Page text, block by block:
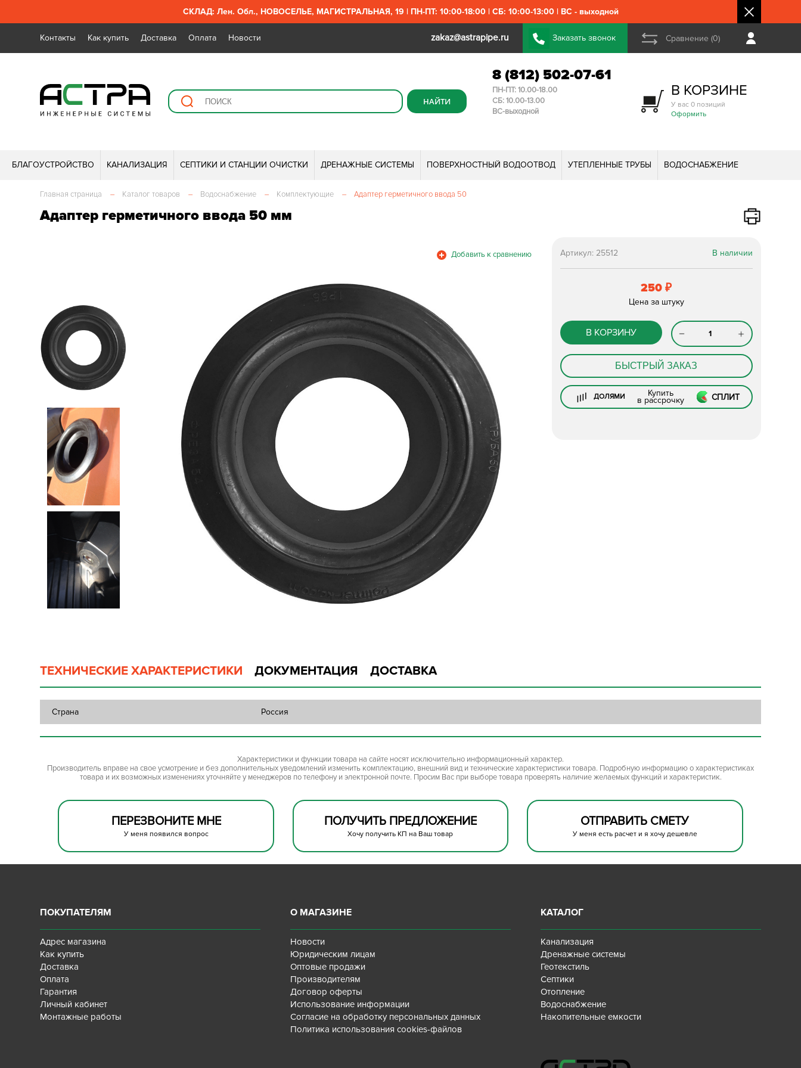
СКЛАД: Лен. Обл., НОВОСЕЛЬЕ, МАГИСТРАЛЬНАЯ, 19 | ПН-ПТ: 10:00-18:00 | СБ: 10:00-13:00 | ВС - выходной
Контакты Как купить Доставка Оплата Новости zakaz@astrapipe.ru Заказать звонок Сравнение (0)
8 (812) 502-07-61
ПН-ПТ: 10.00-18.00
СБ: 10.00-13.00
ВС-выходной
В КОРЗИНЕ
У вас 0 позиций
Оформить
БЛАГОУСТРОЙСТВО КАНАЛИЗАЦИЯ СЕПТИКИ И СТАНЦИИ ОЧИСТКИ ДРЕНАЖНЫЕ СИСТЕМЫ ПОВЕРХНОСТНЫЙ ВОДООТВОД УТЕПЛЕННЫЕ ТРУБЫ ВОДОСНАБЖЕНИЕ
Главная страница – Каталог товаров – Водоснабжение – Комплектующие – Адаптер герметичного ввода 50
Адаптер герметичного ввода 50 мм
В наличии
Артикул:25512
250₽
Цена за штуку
В КОРЗИНУ
БЫСТРЫЙ ЗАКАЗ
ДОЛЯМИ Купить
в рассрочку СПЛИТ
ТЕХНИЧЕСКИЕ ХАРАКТЕРИСТИКИ ДОКУМЕНТАЦИЯ ДОСТАВКА
Страна Россия
Характеристики и функции товара на сайте носят исключительно информационный характер.
Производитель вправе на свое усмотрение и без дополнительных уведомлений изменить комплектацию, внешний вид и технические характеристики товара. Подробную информацию о характеристиках
товара и их возможных изменениях уточняйте у менеджеров по телефону и электронной почте. Просим Вас при выборе товара проверять наличие желаемых функций и характеристик.
ПЕРЕЗВОНИТЕ МНЕ
У меня появился вопрос
ПОЛУЧИТЬ ПРЕДЛОЖЕНИЕ
Хочу получить КП на Ваш товар
ОТПРАВИТЬ СМЕТУ
У меня есть расчет и я хочу дешевле
ПОКУПАТЕЛЯМ
Адрес магазина
Как купить
Доставка
Оплата
Гарантия
Личный кабинет
Монтажные работы
О МАГАЗИНЕ
Новости
Юридическим лицам
Оптовые продажи
Производителям
Договор оферты
Использование информации
Согласие на обработку персональных данных
Политика использования cookies-файлов
КАТАЛОГ
Канализация
Дренажные системы
Геотекстиль
Септики
Отопление
Водоснабжение
Накопительные емкости